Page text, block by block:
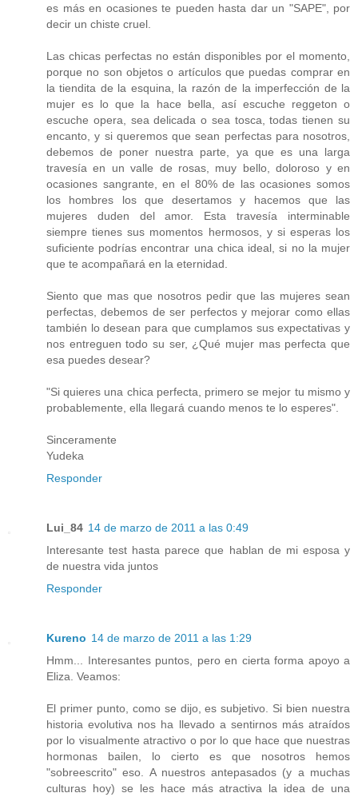
es más en ocasiones te pueden hasta dar un "SAPE", por
decir un chiste cruel.
Las chicas perfectas no están disponibles por el momento,
porque no son objetos o artículos que puedas comprar en
la tiendita de la esquina, la razón de la imperfección de la
mujer es lo que la hace bella, así escuche reggeton o
escuche opera, sea delicada o sea tosca, todas tienen su
encanto, y si queremos que sean perfectas para nosotros,
debemos de poner nuestra parte, ya que es una larga
travesía en un valle de rosas, muy bello, doloroso y en
ocasiones sangrante, en el 80% de las ocasiones somos
los hombres los que desertamos y hacemos que las
mujeres duden del amor. Esta travesía interminable
siempre tienes sus momentos hermosos, y si esperas los
suficiente podrías encontrar una chica ideal, si no la mujer
que te acompañará en la eternidad.
Siento que mas que nosotros pedir que las mujeres sean
perfectas, debemos de ser perfectos y mejorar como ellas
también lo desean para que cumplamos sus expectativas y
nos entreguen todo su ser, ¿Qué mujer mas perfecta que
esa puedes desear?
"Si quieres una chica perfecta, primero se mejor tu mismo y
probablemente, ella llegará cuando menos te lo esperes".
Sinceramente
Yudeka
Responder
Lui_84 14 de marzo de 2011 a las 0:49
Interesante test hasta parece que hablan de mi esposa y
de nuestra vida juntos
Responder
Kureno 14 de marzo de 2011 a las 1:29
Hmm... Interesantes puntos, pero en cierta forma apoyo a
Eliza. Veamos:
El primer punto, como se dijo, es subjetivo. Si bien nuestra
historia evolutiva nos ha llevado a sentirnos más atraídos
por lo visualmente atractivo o por lo que hace que nuestras
hormonas bailen, lo cierto es que nosotros hemos
"sobreescrito" eso. A nuestros antepasados (y a muchas
culturas hoy) se les hace más atractiva la idea de una